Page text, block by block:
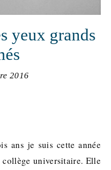
yeux grands
2016
ans je suis cette année
collège universitaire. Elle